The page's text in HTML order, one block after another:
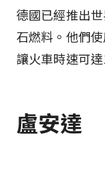
德國已經推出
石燃料。他們
讓火車時速可
盧安達